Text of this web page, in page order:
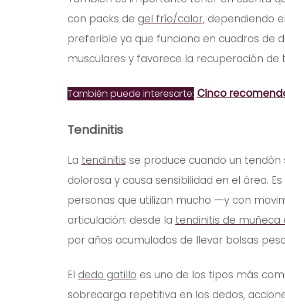
con packs de gel frío/calor, dependiendo
preferible ya que funciona en cuadros de
musculares y favorece la recuperación de
También puede interesarte: Cinco
Tendinitis
La tendinitis se produce cuando un tendón
dolorosa y causa sensibilidad en el área.
personas que utilizan mucho 一y con
articulación: desde la tendinitis de muñeca
por años acumulados de llevar bolsas
El dedo gatillo es uno de los tipos más
sobrecarga repetitiva en los dedos,